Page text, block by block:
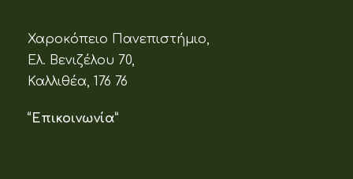
Χαροκόπειο Πανεπιστήμιο,
Ελ. Βενιζέλου 70,
Καλλιθέα, 176 76
“Επικοινωνία”